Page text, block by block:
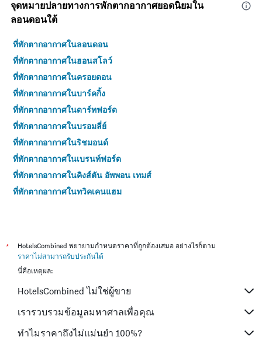
จุดหมายปลายทางการพักตากอากาศยอดนิยมใน
ลอนดอนใต้
ที่พักตากอากาศในลอนดอน
ที่พักตากอากาศในฮอนสโลว์
ที่พักตากอากาศในครอยดอน
ที่พักตากอากาศในบาร์คกิ้ง
ที่พักตากอากาศในดาร์ทฟอร์ด
ที่พักตากอากาศในบรอมลี่ย์
ที่พักตากอากาศในริชมอนด์
ที่พักตากอากาศในเบรนท์ฟอร์ด
ที่พักตากอากาศในคิงส์ตัน อัพพอน เทมส์
ที่พักตากอากาศในทวิคเคนแฮม
*
HotelsCombined พยายามกำหนดราคาที่ถูกต้องเสมอ อย่างไรก็ตาม
ราคาไม่สามารถรับประกันได้
นี่คือเหตุผล:
HotelsCombined ไม่ใช่ผู้ขาย
เรารวบรวมข้อมูลมหาศาลเพื่อคุณ
ทำไมราคาถึงไม่แม่นยำ 100%?